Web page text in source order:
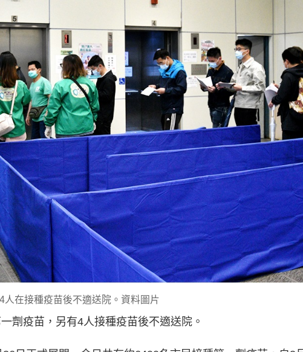
人在接種疫苗後不適送院。資料圖片
劑疫苗，另有4人接種疫苗後不適送院。